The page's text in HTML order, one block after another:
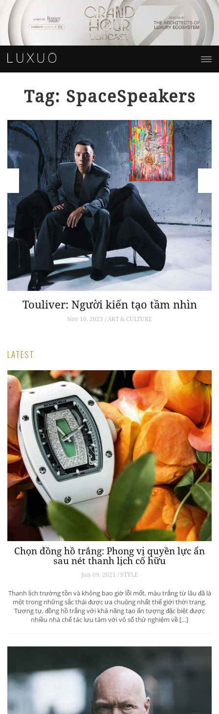
Tag: SpaceSpeakers
Touliver: Người kiến tạo tầm nhìn
Nov 10, 2023 / ART & CULTURE
LATEST
Chọn đồng hồ trắng: Phong vị quyền lực ẩn
sau nét thanh lịch cố hữu
Jun 09, 2021 / STYLE
Thanh lịch trường tồn và không bao giờ lỗi mốt, màu trắng từ lâu đã là
một trong những sắc thái được ưa chuộng nhất thế giới thời trang.
Tương tự, đồng hồ trắng với khả năng tạo ấn tượng đặc biệt được
nhiều nhà chế tác lưu tâm với vô số thử nghiệm về […]